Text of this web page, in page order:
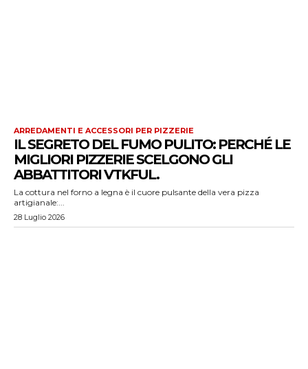
ARREDAMENTI E ACCESSORI PER PIZZERIE
IL SEGRETO DEL FUMO PULITO: PERCHÉ LE
MIGLIORI PIZZERIE SCELGONO GLI
ABBATTITORI VTKFUL.
La cottura nel forno a legna è il cuore pulsante della vera pizza
artigianale:...
28 Luglio 2026